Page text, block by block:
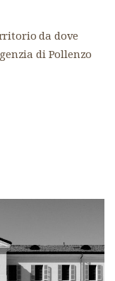
da dove
di Pollenzo